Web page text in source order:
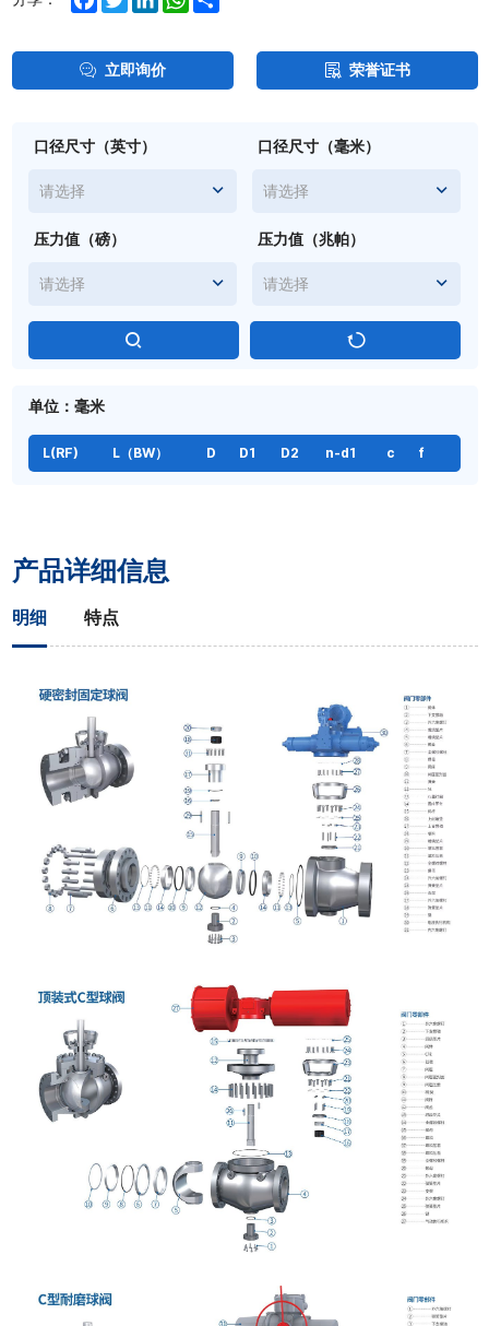
立即询价 荣誉证书
压力值（磅）
请选择
压力值（兆帕）
请选择
口径尺寸（毫米）
请选择
口径尺寸（英寸）
请选择
单位：毫米
L(RF) L（BW） D D1 D2 n-d1 c f
产品详细信息
明细 特点